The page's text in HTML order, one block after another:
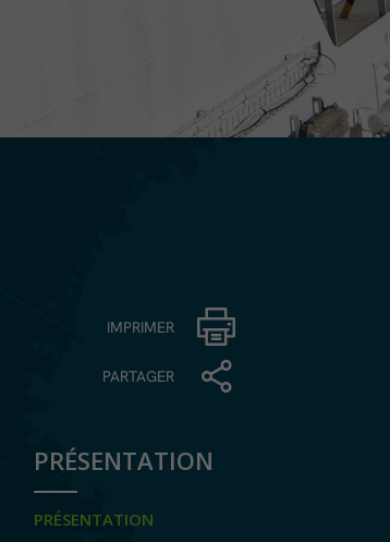
IMPRIMER
PARTAGER
PRÉSENTATION
PRÉSENTATION